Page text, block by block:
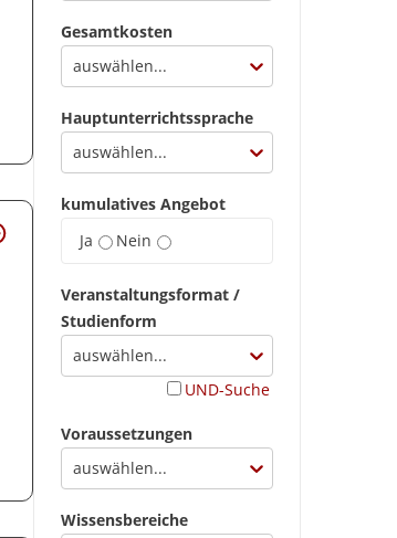
Gesamtkosten
auswählen...
Hauptunterrichtssprache
auswählen...
kumulatives Angebot
Ja
Nein
Veranstaltungsformat /
Studienform
auswählen...
UND-Suche
Voraussetzungen
auswählen...
Wissensbereiche